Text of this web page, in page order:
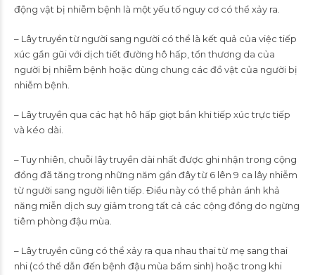
động vật bị nhiễm bệnh là một yếu tố nguy cơ có thể xảy ra.
– Lây truyền từ người sang người có thể là kết quả của việc tiếp
xúc gần gũi với dịch tiết đường hô hấp, tổn thương da của
người bị nhiễm bệnh hoặc dùng chung các đồ vật của người bị
nhiễm bệnh.
– Lây truyền qua các hạt hô hấp giọt bắn khi tiếp xúc trực tiếp
và kéo dài.
– Tuy nhiên, chuỗi lây truyền dài nhất được ghi nhận trong cộng
đồng đã tăng trong những năm gần đây từ 6 lên 9 ca lây nhiễm
từ người sang người liên tiếp. Điều này có thể phản ánh khả
năng miễn dịch suy giảm trong tất cả các cộng đồng do ngừng
tiêm phòng đậu mùa.
– Lây truyền cũng có thể xảy ra qua nhau thai từ mẹ sang thai
nhi (có thể dẫn đến bệnh đậu mùa bẩm sinh) hoặc trong khi